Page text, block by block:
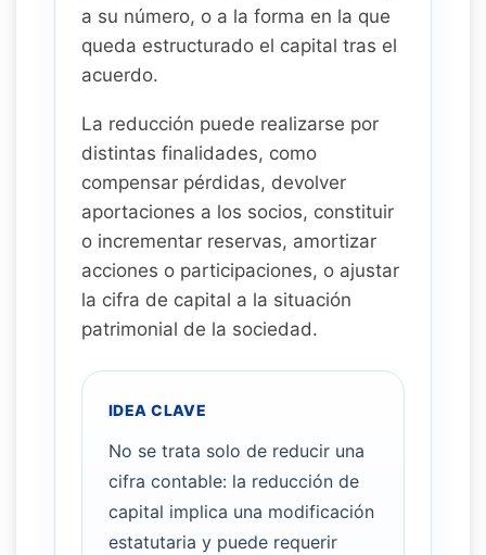
a su número, o a la forma en la que
queda estructurado el capital tras el
acuerdo.
La reducción puede realizarse por
distintas finalidades, como
compensar pérdidas, devolver
aportaciones a los socios, constituir
o incrementar reservas, amortizar
acciones o participaciones, o ajustar
la cifra de capital a la situación
patrimonial de la sociedad.
IDEA CLAVE
No se trata solo de reducir una
cifra contable: la reducción de
capital implica una modificación
estatutaria y puede requerir